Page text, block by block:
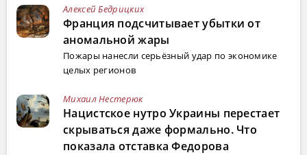
Алексей Бедрицких
Франция подсчитывает убытки от
аномальной жары
Пожары нанесли серьёзный удар по экономике
целых регионов
Михаил Нестерюк
Нацистское нутро Украины перестает
скрываться даже формально. Что
показала отставка Федорова